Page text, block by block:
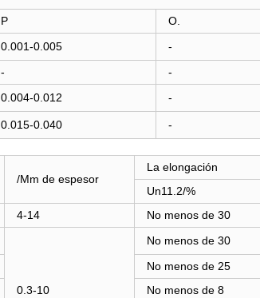
P O.
0.001-0.005 -
- -
0.004-0.012 -
0.015-0.040 -
/Mm de espesor
La elongación
Un11.2/%
4-14 No menos de 30
0.3-10
No menos de 30
No menos de 25
No menos de 8